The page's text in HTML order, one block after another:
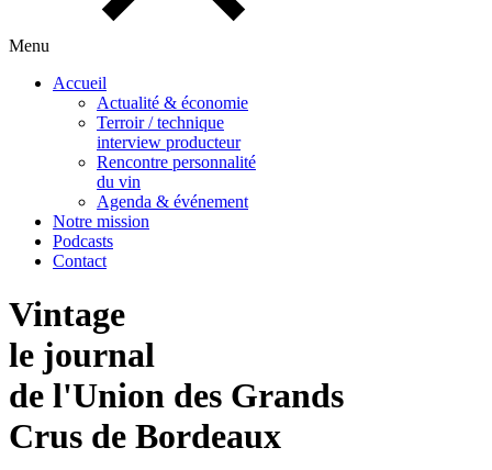
Menu
Accueil
Actualité & économie
Terroir / technique
interview producteur
Rencontre personnalité
du vin
Agenda & événement
Notre mission
Podcasts
Contact
Vintage
le journal
de l'Union des Grands
Crus de Bordeaux